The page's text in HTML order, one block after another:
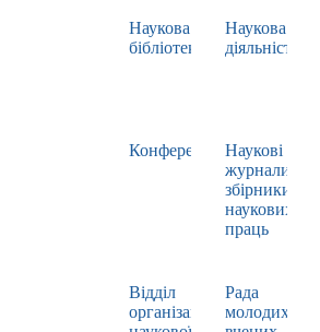
Наукова
бібліотека
Наукова
діяльність
Конференції
Наукові
журнали,
збірники
наукових
праць
Відділ
організації
Рада
молодих